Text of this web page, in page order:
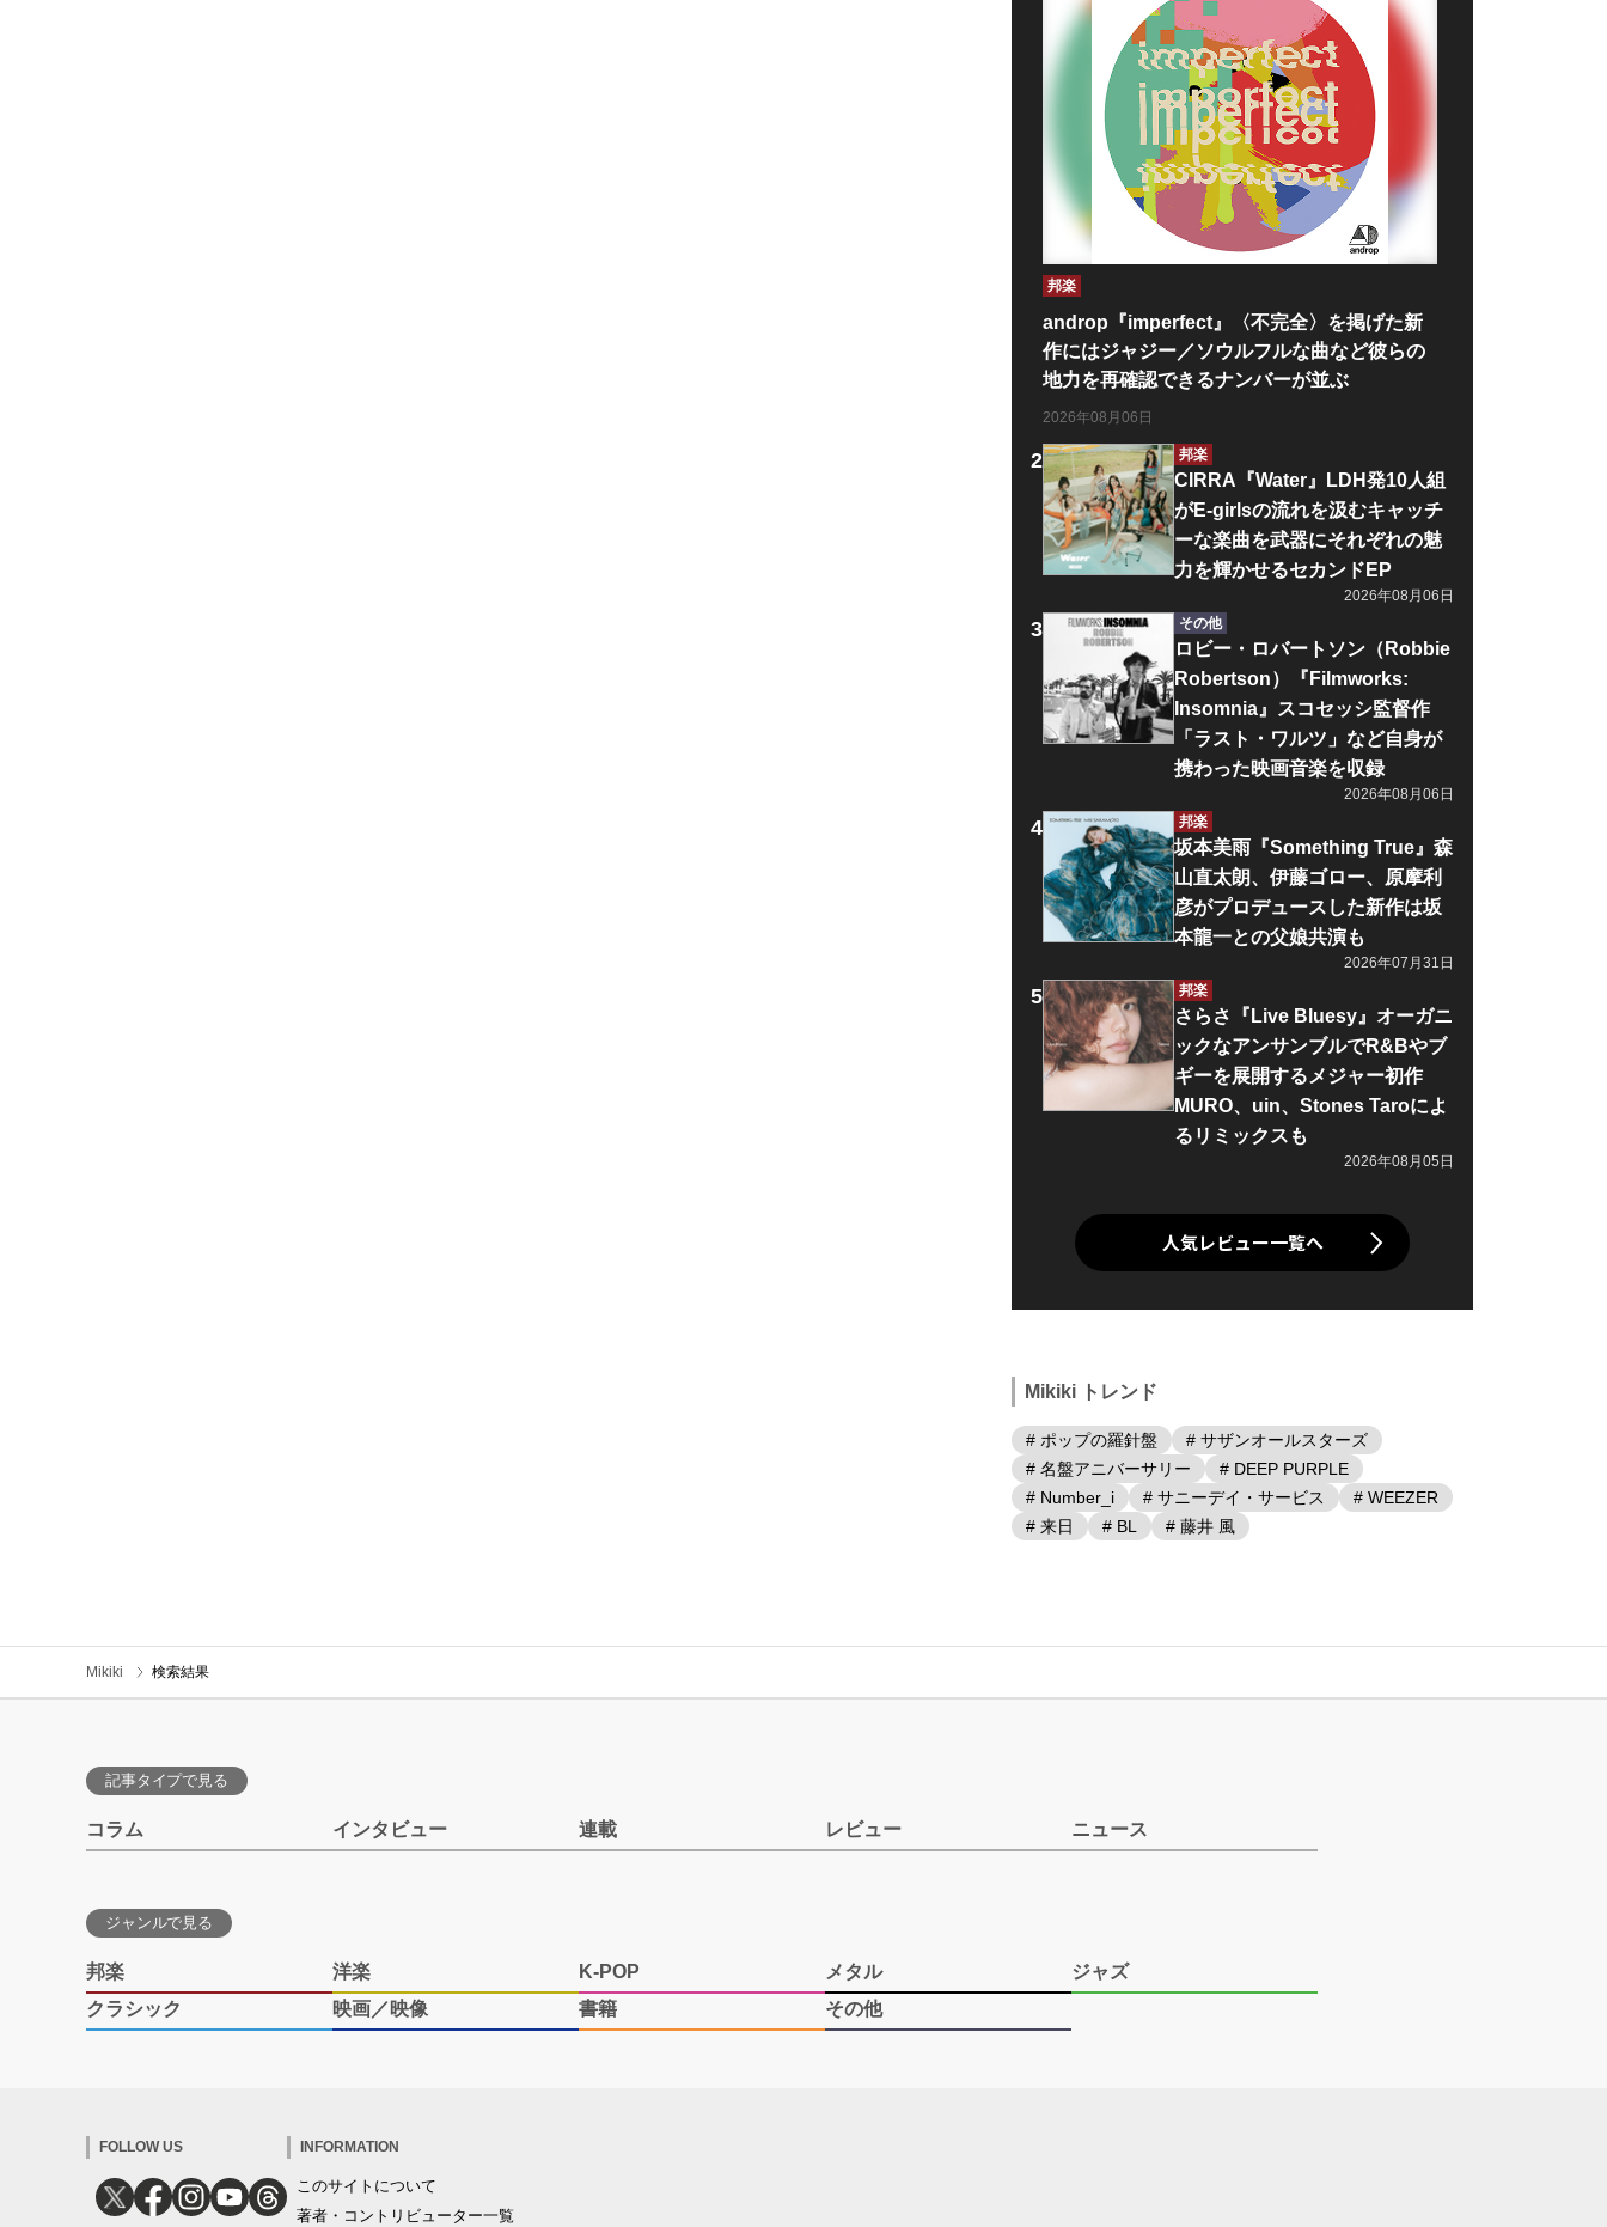
邦楽
androp『imperfect』〈不完全〉を掲げた新
作にはジャジー／ソウルフルな曲など彼らの
地力を再確認できるナンバーが並ぶ
2026年08月06日
邦楽
CIRRA『Water』LDH発10人組
がE-girlsの流れを汲むキャッチ
ーな楽曲を武器にそれぞれの魅
力を輝かせるセカンドEP
2026年08月06日
その他
ロビー・ロバートソン（Robbie
Robertson）『Filmworks:
Insomnia』スコセッシ監督作
「ラスト・ワルツ」など自身が
携わった映画音楽を収録
2026年08月06日
邦楽
坂本美雨『Something True』森
山直太朗、伊藤ゴロー、原摩利
彦がプロデュースした新作は坂
本龍一との父娘共演も
2026年07月31日
邦楽
さらさ『Live Bluesy』オーガニ
ックなアンサンブルでR&Bやブ
ギーを展開するメジャー初作
MURO、uin、Stones Taroによ
るリミックスも
2026年08月05日
人気レビュー一覧へ
Mikiki トレンド
# ポップの羅針盤
# サザンオールスターズ
# 名盤アニバーサリー
# DEEP PURPLE
# Number_i
# サニーデイ・サービス
# WEEZER
# 来日
# BL # 藤井 風
Mikiki 検索結果
記事タイプで見る
コラム インタビュー 連載 レビュー ニュース
ジャンルで見る
邦楽 洋楽 K-POP メタル
ジャズ
クラシック
映画／映像 書籍 その他
FOLLOW US INFORMATION
このサイトについて
著者・コントリビューター一覧